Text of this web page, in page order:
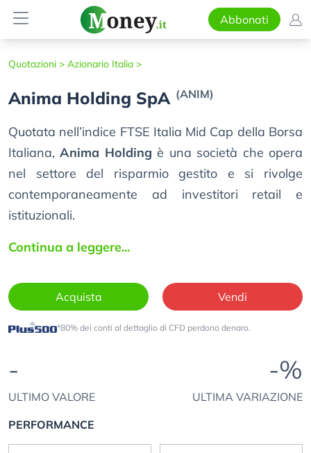
Abbonati
Quotazioni > Azionario Italia >
Anima Holding SpA (ANIM)
Quotata nell’indice FTSE Italia Mid Cap della Borsa
Italiana,Anima Holding è una società che opera
nel settore del risparmio gestito e si rivolge
contemporaneamente ad investitori retail e
istituzionali.
Continua a leggere...
Acquista Vendi
*80% dei conti al dettaglio di CFD perdono denaro.
-
ULTIMO VALORE
-%
ULTIMA VARIAZIONE
PERFORMANCE